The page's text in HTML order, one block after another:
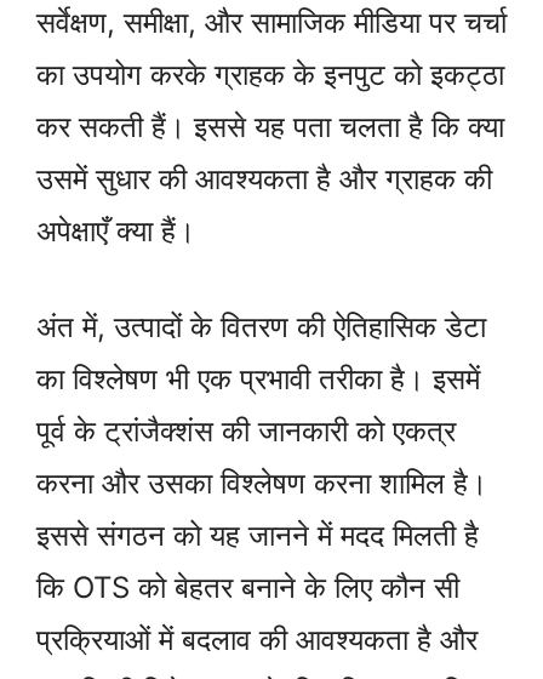
सर्वेक्षण, समीक्षा, और सामाजिक मीडिया पर चर्चा
का उपयोग करके ग्राहक के इनपुट को इकट्ठा
कर सकती हैं। इससे यह पता चलता है कि क्या
उसमें सुधार की आवश्यकता है और ग्राहक की
अपेक्षाएँ क्या हैं।
अंत में, उत्पादों के वितरण की ऐतिहासिक डेटा
का विश्लेषण भी एक प्रभावी तरीका है। इसमें
पूर्व के ट्रांजैक्शंस की जानकारी को एकत्र
करना और उसका विश्लेषण करना शामिल है।
इससे संगठन को यह जानने में मदद मिलती है
कि OTS को बेहतर बनाने के लिए कौन सी
प्रक्रियाओं में बदलाव की आवश्यकता है और